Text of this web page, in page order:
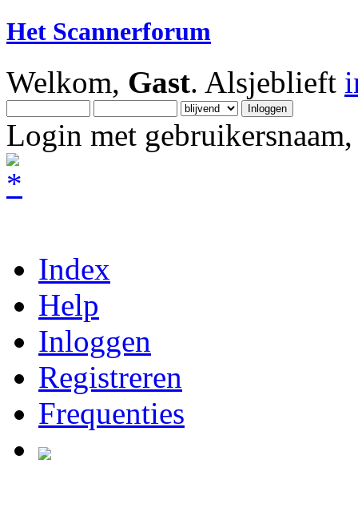
Het Scannerforum
Welkom, Gast. Alsjeblieft
Login met
Index
Help
Inloggen
Registreren
Frequenties